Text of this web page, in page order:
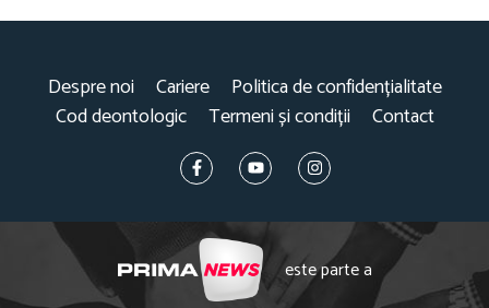
Despre noi Cariere
Politica de confidențialitate
Cod deontologic
Termeni și condiții Contact
este parte a